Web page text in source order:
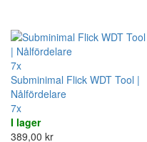
7x
Subminimal Flick WDT Tool |
Nålfördelare
7x
I lager
389,00 kr